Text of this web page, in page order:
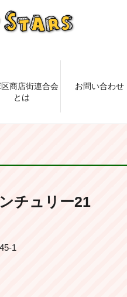
区商店街連合会
とは
お問い合わせ
チュリー21
1